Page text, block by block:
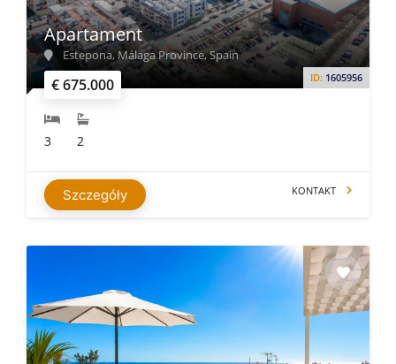
€ 675.000 ID: 1605956
Apartament
Estepona, Málaga Province, Spain
3 2
Szczegóły KONTAKT